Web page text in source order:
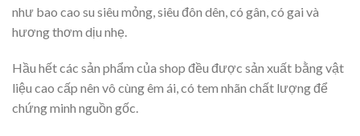
như bao cao su siêu mỏng, siêu đôn dên, có gân, có gai và
hương thơm dịu nhẹ.
Hầu hết các sản phẩm của shop đều được sản xuất bằng vật
liệu cao cấp nên vô cùng êm ái, có tem nhãn chất lượng để
chứng minh nguồn gốc.